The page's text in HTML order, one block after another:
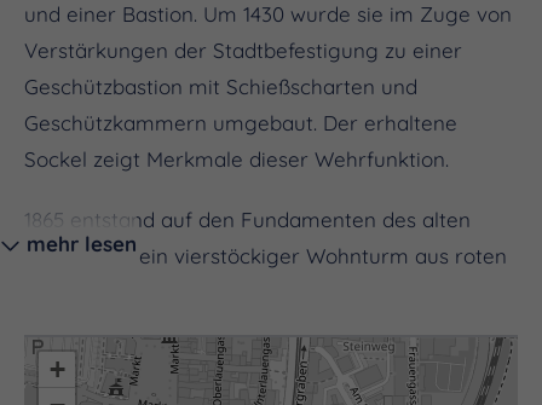
und einer Bastion. Um 1430 wurde sie im Zuge von
Verstärkungen der Stadtbefestigung zu einer
Geschützbastion mit Schießscharten und
Geschützkammern umgebaut. Der erhaltene
Sockel zeigt Merkmale dieser Wehrfunktion.
1865 entstand auf den Fundamenten des alten
Wehrturms ein vierstöckiger Wohnturm aus roten
Sockelbereich brachten 1995 Funde zutage, die auf
mehr lesen
+